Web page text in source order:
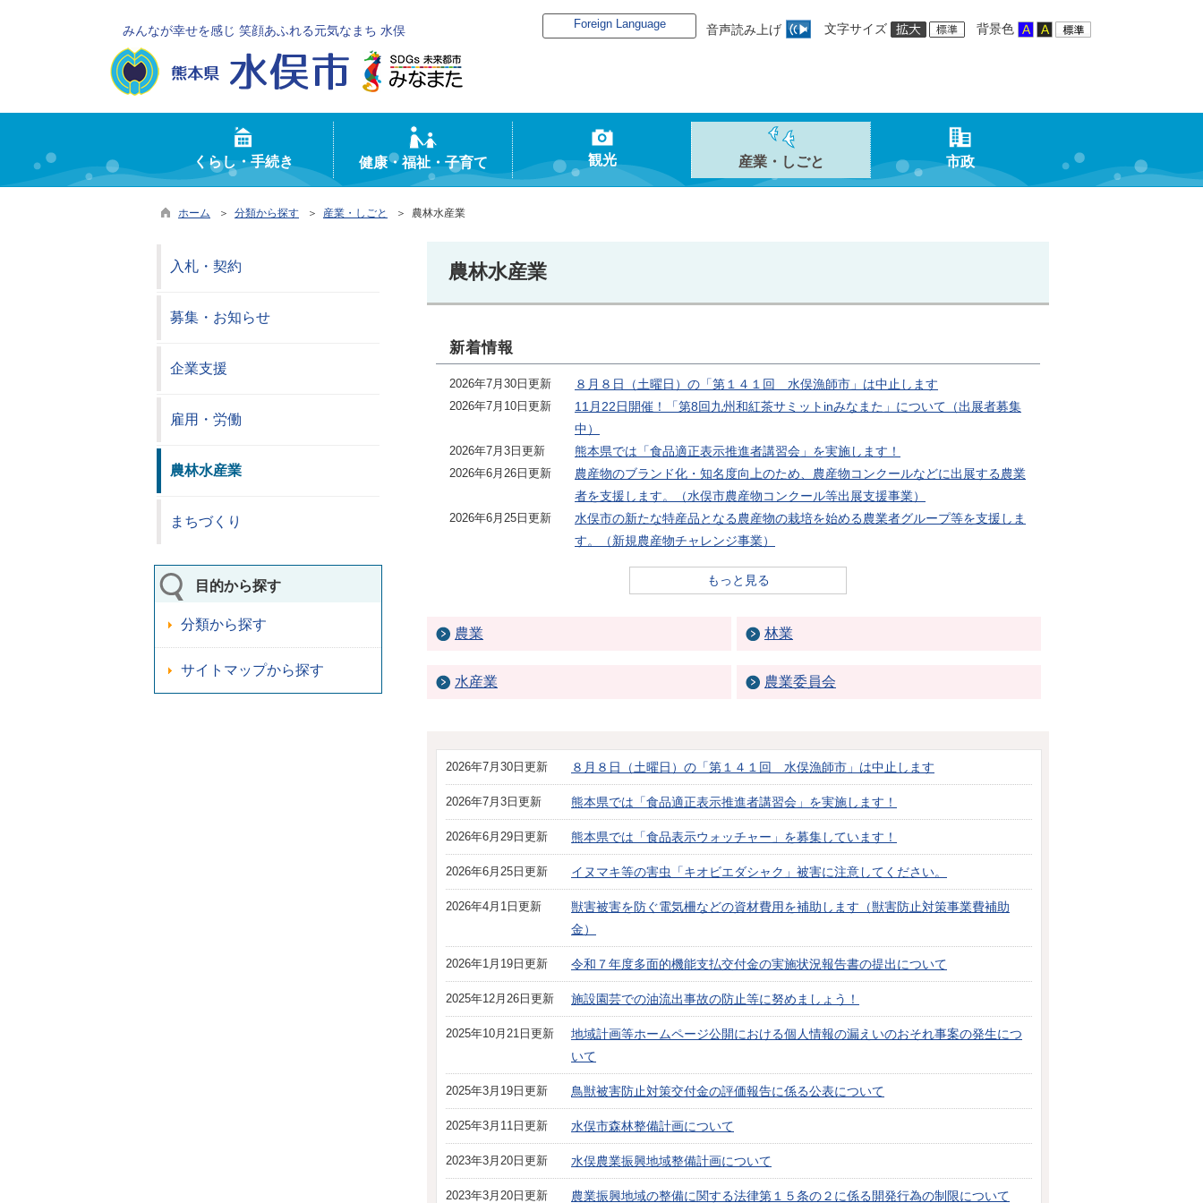
みんなが幸せを感じ 笑顔あふれる元気なまち 水俣 音声読み上げ 文字サイズ 背景色
Foreign Language
くらし・手続き 健康・福祉・子育て 観光 産業・しごと 市政
ホーム ＞ 分類から探す ＞ 産業・しごと ＞ 農林水産業
農林水産業
新着情報
2026年7月30日更新 ８月８日（土曜日）の「第１４１回 水俣漁師市」は中止します
2026年7月10日更新
11月22日開催！「第8回九州和紅茶サミットinみなまた」について（出展者募集
中）
2026年7月3日更新 熊本県では「食品適正表示推進者講習会」を実施します！
2026年6月26日更新
農産物のブランド化・知名度向上のため、農産物コンクールなどに出展する農業
者を支援します。（水俣市農産物コンクール等出展支援事業）
2026年6月25日更新
水俣市の新たな特産品となる農産物の栽培を始める農業者グループ等を支援しま
す。（新規農産物チャレンジ事業）
もっと見る
農業 林業
水産業 農業委員会
2026年7月30日更新 ８月８日（土曜日）の「第１４１回 水俣漁師市」は中止します
2026年7月3日更新 熊本県では「食品適正表示推進者講習会」を実施します！
2026年6月29日更新 熊本県では「食品表示ウォッチャー」を募集しています！
2026年6月25日更新 イヌマキ等の害虫「キオビエダシャク」被害に注意してください。
2026年4月1日更新
獣害被害を防ぐ電気柵などの資材費用を補助します（獣害防止対策事業費補助
金）
2026年1月19日更新 令和７年度多面的機能支払交付金の実施状況報告書の提出について
2025年12月26日更新 施設園芸での油流出事故の防止等に努めましょう！
2025年10月21日更新
地域計画等ホームページ公開における個人情報の漏えいのおそれ事案の発生につ
いて
2025年3月19日更新 鳥獣被害防止対策交付金の評価報告に係る公表について
2025年3月11日更新 水俣市森林整備計画について
2023年3月20日更新 水俣農業振興地域整備計画について
2023年3月20日更新 農業振興地域の整備に関する法律第１５条の２に係る開発行為の制限について
入札・契約
募集・お知らせ
企業支援
雇用・労働
農林水産業
まちづくり
目的から探す
分類から探す
サイトマップから探す